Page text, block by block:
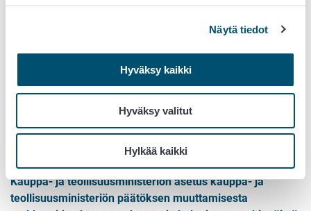
Näytä tiedot
Hyväksy kaikki
Hyväksy valitut
Hylkää kaikki
Rasva- ja suolapitoisuuden ilmoittaminen koskee
Kauppa- ja teollisuusministeriön päätös makkaroiden
koostumuksesta ja kirjoituksista(139/1996)
Kauppa- ja teollisuusministeriön asetus kauppa- ja
teollisuusministeriön päätöksen muuttamisesta